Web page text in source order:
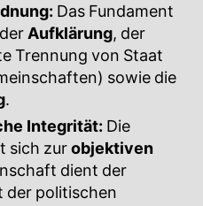
Das Fundament
Aufklärung, der
Trennung von Staat
sowie die
.
Integrität: Die
sich zurobjektiven
dient der
der politischen